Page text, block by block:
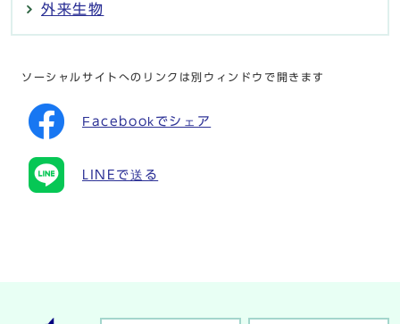
外来生物
ソーシャルサイトへのリンクは別ウィンドウで開きます
Facebookでシェア
LINEで送る